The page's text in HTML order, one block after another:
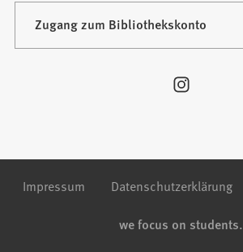
Zugang zum Bibliothekskonto
Impressum Datenschutzerklärung
we focus on students.